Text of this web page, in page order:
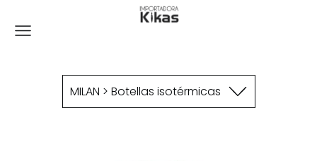
MILAN > Botellas isotérmicas